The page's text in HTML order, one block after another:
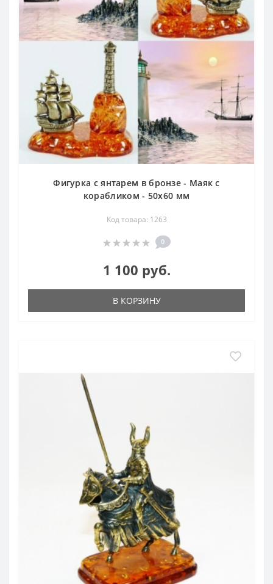
Фигурка с янтарем в бронзе - Маяк с
корабликом - 50х60 мм
Код товара: 1263
0
1 100 руб.
В КОРЗИНУ